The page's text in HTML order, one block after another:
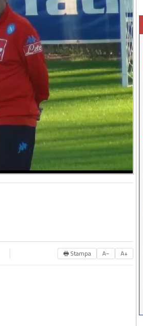
🖶 Stampa A− A+